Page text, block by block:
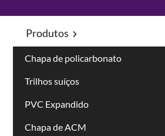
Produtos
Chapa de policarbonato
Trilhos suíços
PVC Expandido
Chapa de ACM
Solicite um Orçamento